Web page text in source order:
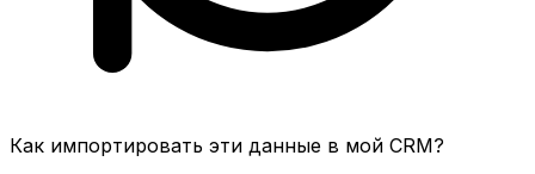
Как импортировать эти данные в мой CRM?